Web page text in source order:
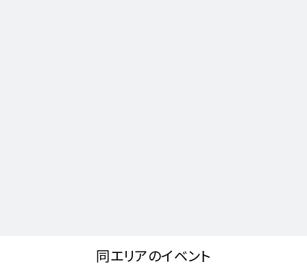
同エリアのイベント